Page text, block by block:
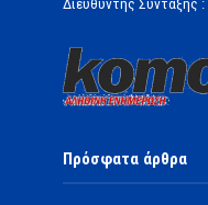
Διευθυντής Σύνταξης :
Πρόσφατα άρθρα